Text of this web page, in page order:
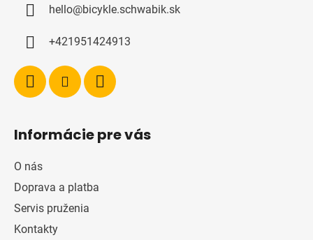
hello@bicykle.schwabik.sk
+421951424913
Informácie pre vás
O nás
Doprava a platba
Servis pruženia
Kontakty